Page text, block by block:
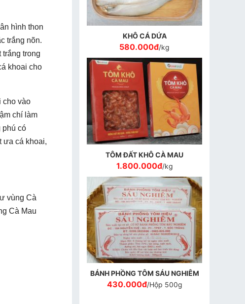
hình thon
trắng nõn.
trong
khoai cho
cho vào
chí làm
phú có
ưa cá khoai,
vùng Cà
Cà Mau
KHÔ CÁ DỨA
580.000đ/kg
TÔM ĐẤT KHÔ CÀ MAU
1.800.000đ/kg
BÁNH PHỒNG TÔM SÁU NGHIÊM
430.000đ/Hộp 500g